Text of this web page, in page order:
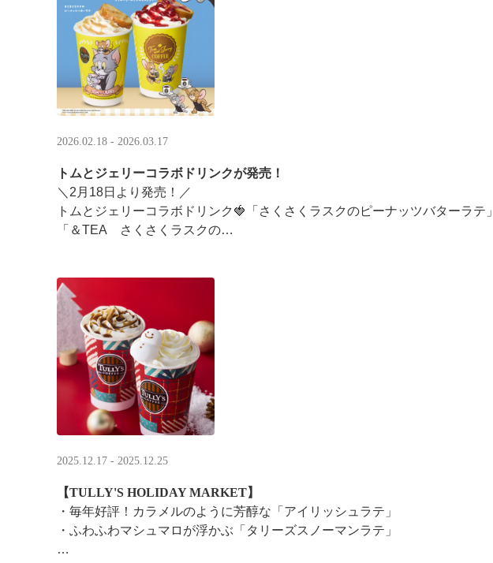
2026.02.18 - 2026.03.17
トムとジェリーコラボドリンクが発売！
＼2月18日より発売！／
トムとジェリーコラボドリンク🍓「さくさくラスクのピーナッツバターラテ」
「＆TEA さくさくラスクの
2025.12.17 - 2025.12.25
【TULLY'S HOLIDAY MARKET】
・毎年好評！カラメルのように芳醇な「アイリッシュラテ」
・ふわふわマシュマロが浮かぶ「タリーズスノーマンラテ」